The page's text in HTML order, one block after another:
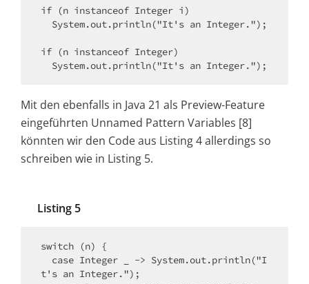
if (n instanceof Integer i)
if (n instanceof Integer)
  System.out.println("It's an Integer.");
Mit den ebenfalls in Java 21 als Preview-Feature
eingeführten Unnamed Pattern Variables [8]
könnten wir den Code aus Listing 4 allerdings so
schreiben wie in Listing 5.
Listing 5
switch (n) {
t's an Integer.");